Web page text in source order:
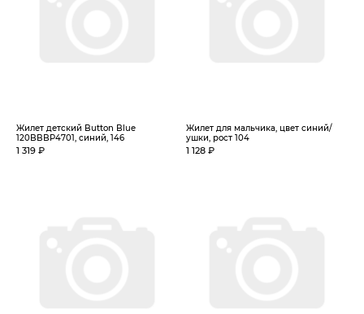
Жилет детский Button Blue
120BBBP4701, синий, 146
1 319 ₽
Жилет для мальчика, цвет синий/
ушки, рост 104
1 128 ₽